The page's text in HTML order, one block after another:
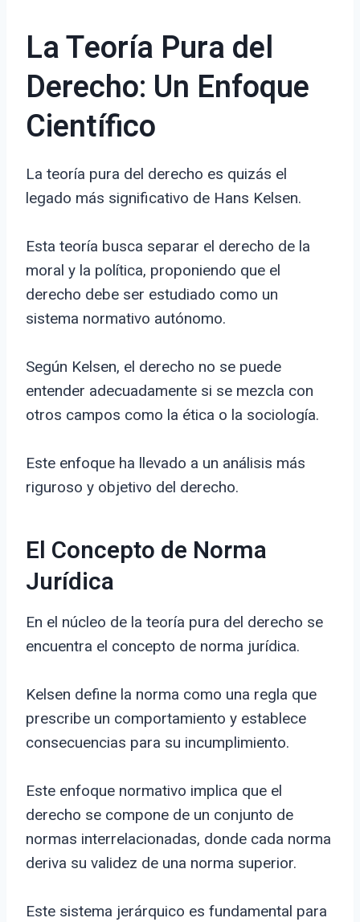
La Teoría Pura del
Derecho: Un Enfoque
Científico
La teoría pura del derecho es quizás el
legado más significativo de Hans Kelsen.
Esta teoría busca separar el derecho de la
moral y la política, proponiendo que el
derecho debe ser estudiado como un
sistema normativo autónomo.
Según Kelsen, el derecho no se puede
entender adecuadamente si se mezcla con
otros campos como la ética o la sociología.
Este enfoque ha llevado a un análisis más
riguroso y objetivo del derecho.
El Concepto de Norma
Jurídica
En el núcleo de la teoría pura del derecho se
encuentra el concepto de norma jurídica.
Kelsen define la norma como una regla que
prescribe un comportamiento y establece
consecuencias para su incumplimiento.
Este enfoque normativo implica que el
derecho se compone de un conjunto de
normas interrelacionadas, donde cada norma
deriva su validez de una norma superior.
Este sistema jerárquico es fundamental para